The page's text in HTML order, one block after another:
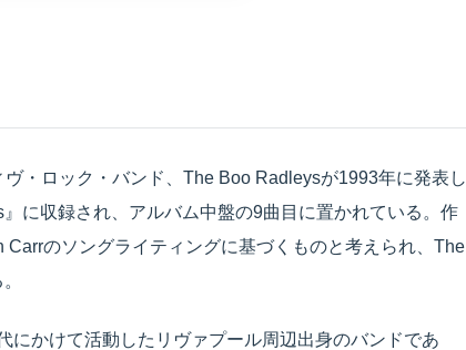
・ロック・バンド、The Boo Radleysが1993年に発表し
に収録され、アルバム中盤の9曲目に置かれている。作
のソングライティングに基づくものと考えられ、The
かけて活動したリヴァプール周辺出身のバンドであ